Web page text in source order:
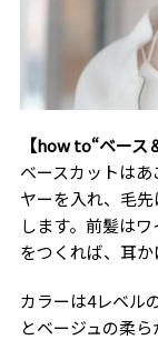
【how to“ベース
ベースカットは
ヤーを入れ、毛
します。前髪は
をつくれば、耳か
カラーは4レベル
とベージュの柔